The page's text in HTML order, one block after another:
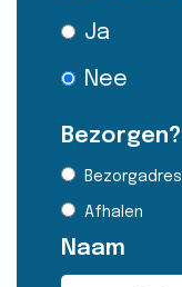
Ja
Nee
Bezorgen?
Bezorgadres
Afhalen
Naam